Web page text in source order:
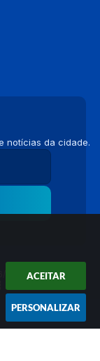
ACEITAR
PERSONALIZAR
notícias da cidade.
2026